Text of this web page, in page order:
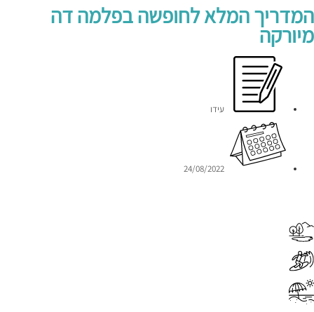
המדריך המלא לחופשה בפלמה דה
מיורקה
עידו
24/08/2022